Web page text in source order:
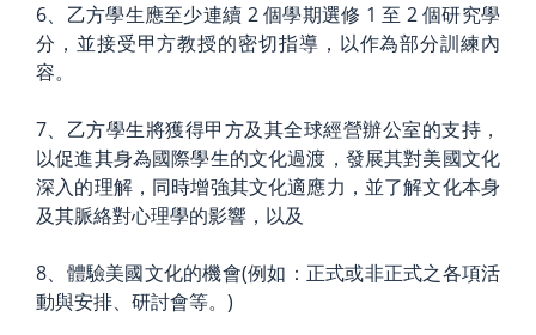
6、乙方學生應至少連續 2 個學期選修 1 至 2 個研究學
分，並接受甲方教授的密切指導，以作為部分訓練內
容。
7、乙方學生將獲得甲方及其全球經營辦公室的支持，
以促進其身為國際學生的文化過渡，發展其對美國文化
深入的理解，同時增強其文化適應力，並了解文化本身
及其脈絡對心理學的影響，以及
8、體驗美國文化的機會(例如：正式或非正式之各項活
動與安排、研討會等。)